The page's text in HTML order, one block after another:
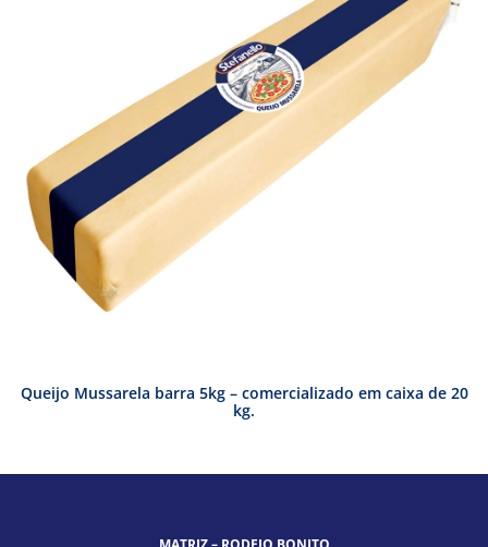
Queijo Mussarela barra 5kg – comercializado em caixa de 20
kg.